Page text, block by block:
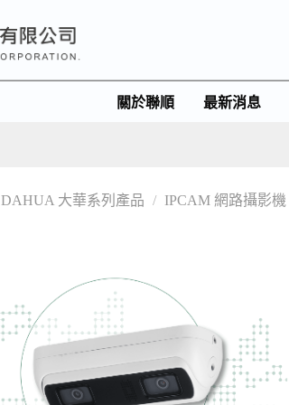
關於聯順 最新消息
DAHUA 大華系列產品 / IPCAM 網路攝影機